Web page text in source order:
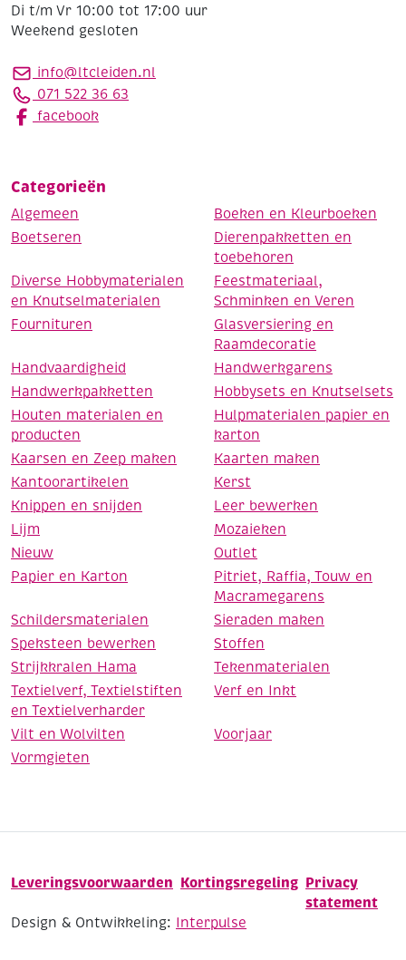
Di t/m Vr 10:00 tot 17:00 uur
Weekend gesloten
info@ltcleiden.nl
071 522 36 63
facebook
Categorieën
Algemeen
Boeken en Kleurboeken
Boetseren
Dierenpakketten en
toebehoren
Diverse Hobbymaterialen
en Knutselmaterialen
Feestmateriaal,
Schminken en Veren
Fournituren
Glasversiering en
Raamdecoratie
Handvaardigheid
Handwerkgarens
Handwerkpakketten
Hobbysets en Knutselsets
Houten materialen en
producten
Hulpmaterialen papier en
karton
Kaarsen en Zeep maken
Kaarten maken
Kantoorartikelen
Kerst
Knippen en snijden
Leer bewerken
Lijm
Mozaieken
Nieuw
Outlet
Papier en Karton
Pitriet, Raffia, Touw en
Macramegarens
Schildersmaterialen
Sieraden maken
Speksteen bewerken
Stoffen
Strijkkralen Hama
Tekenmaterialen
Textielverf, Textielstiften
en Textielverharder
Verf en Inkt
Vilt en Wolvilten
Voorjaar
Vormgieten
Leveringsvoorwaarden Kortingsregeling Privacy
statement
Design & Ontwikkeling: Interpulse